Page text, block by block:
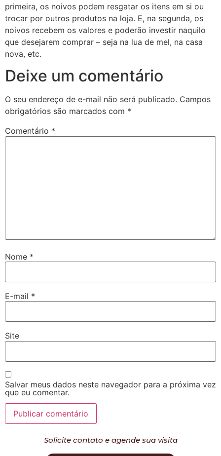
primeira, os noivos podem resgatar os itens em si ou
trocar por outros produtos na loja. E, na segunda, os
noivos recebem os valores e poderão investir naquilo
que desejarem comprar – seja na lua de mel, na casa
nova, etc.
Deixe um comentário
O seu endereço de e-mail não será publicado. Campos
obrigatórios são marcados com *
Comentário *
Nome *
E-mail *
Site
Salvar meus dados neste navegador para a próxima vez
que eu comentar.
Solicite contato e agende sua visita